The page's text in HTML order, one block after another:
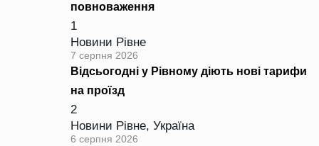
повноваження
1
Новини Рівне
7 серпня 2026
Відсьогодні у Рівному діють нові тарифи
на проїзд
2
Новини Рівне, Україна
6 серпня 2026